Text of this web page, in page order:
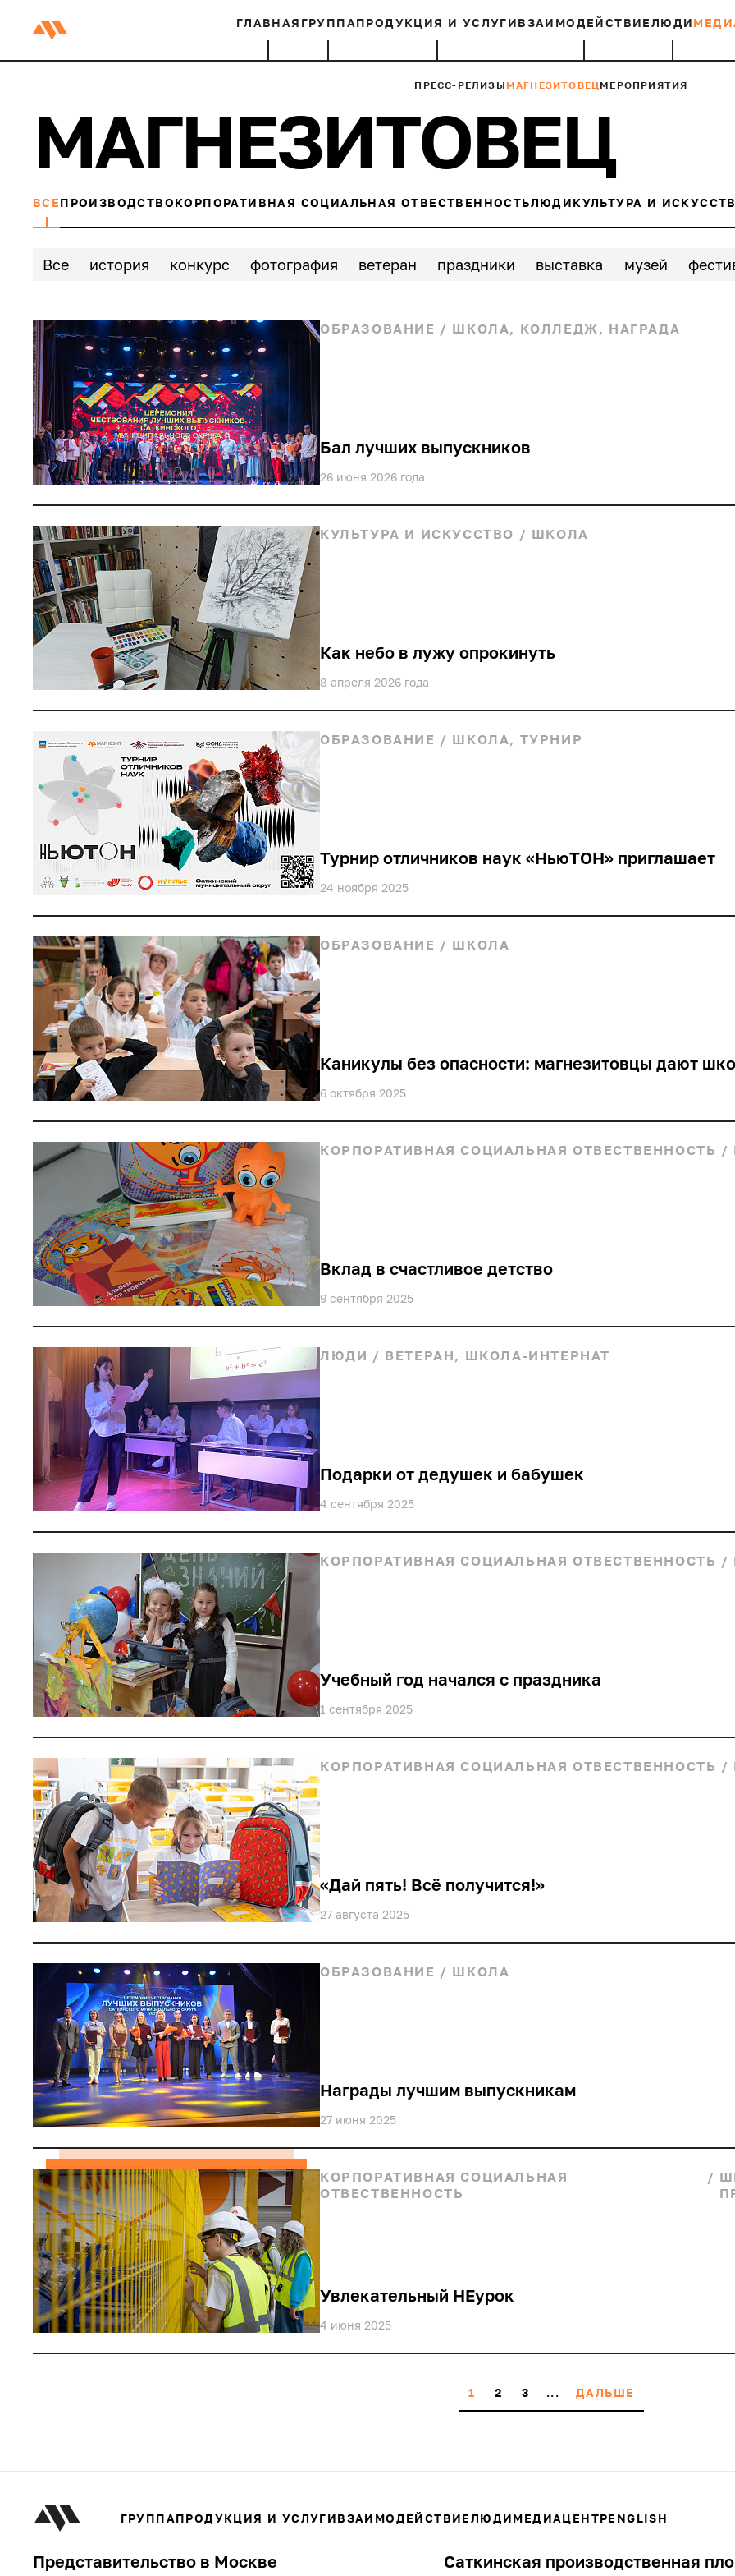
ГЛАВНАЯ ГРУППАПРОДУКЦИЯ И УСЛУГИВЗАИМОДЕЙСТВИЕЛЮДИ
ПРЕСС-РЕЛИЗЫ МАГНЕЗИТОВЕЦМЕРОПРИЯТИЯ
МАГНЕЗИТОВЕЦ
ВСЕПРОИЗВОДСТВОКОРПОРАТИВНАЯ СОЦИАЛЬНАЯ ОТВЕСТВЕННОСТЬЛЮДИКУЛЬТУРА И
Все история конкурс фотография ветеран праздники выставка музей
школа-интернат
магник династия деревья театр футбол культура
благотворительность
спектакль
студенты
производство
ОБРАЗОВАНИЕ / ШКОЛА, КОЛЛЕДЖ, НАГРАДА
Бал лучших выпускников
26 июня 2026 года
КУЛЬТУРА И ИСКУССТВО / ШКОЛА
Как небо в лужу опрокинуть
8 апреля 2026 года
ОБРАЗОВАНИЕ / ШКОЛА, ТУРНИР
Турнир отличников наук «НьюТОН» приглашает
24 ноября 2025
ОБРАЗОВАНИЕ / ШКОЛА
Каникулы без опасности: магнезитовцы дают
6 октября 2025
КОРПОРАТИВНАЯ СОЦИАЛЬНАЯ ОТВЕСТВЕННОСТЬ /
Вклад в счастливое детство
9 сентября 2025
ЛЮДИ / ВЕТЕРАН, ШКОЛА-ИНТЕРНАТ
Подарки от дедушек и бабушек
4 сентября 2025
КОРПОРАТИВНАЯ СОЦИАЛЬНАЯ ОТВЕСТВЕННОСТЬ /
Учебный год начался с праздника
1 сентября 2025
КОРПОРАТИВНАЯ СОЦИАЛЬНАЯ ОТВЕСТВЕННОСТЬ /
«Дай пять! Всё получится!»
27 августа 2025
ОБРАЗОВАНИЕ / ШКОЛА
Награды лучшим выпускникам
27 июня 2025
КОРПОРАТИВНАЯ СОЦИАЛЬНАЯ
ОТВЕСТВЕННОСТЬ
/
Увлекательный НЕурок
4 июня 2025
1 2 3 ... ДАЛЬШЕ
ГРУППАПРОДУКЦИЯ И УСЛУГИВЗАИМОДЕЙСТВИЕЛЮДИМЕДИАЦЕНТРENGLISH
Представительство в Москве Саткинская производственная